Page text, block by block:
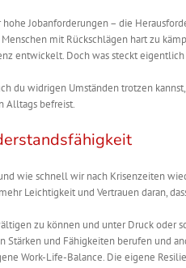
Jobanforderungen – die
mit Rückschlägen hartzu
entwickelt. Doch was steckt
du widrigen Umständen trotzen
Alltags befreist.
wie schnell wir nach Krisenzeiten
Leichtigkeit und Vertrauen daran,
zu können und unter Druck oder
Stärken und Fähigkeiten berufen und
Work-Life-Balance. Die eigene